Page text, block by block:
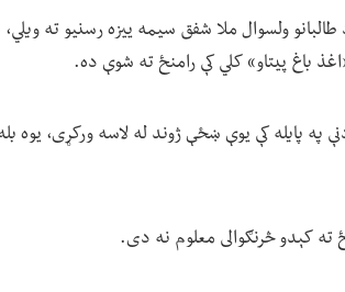
طالبانو ولسوال ملا شفق سیمه ییزه رسنیو ته
په پایله کې یوې ښځې ژوند له لاسه ورکړی، یوه
ته کېدو څرنګوالی معلوم نه دی.